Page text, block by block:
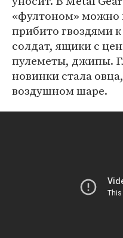
«фултоном» можно
прибито гвоздями
солдат, ящики с
пулеметы, джипы.
новинки стала
воздушном шаре.